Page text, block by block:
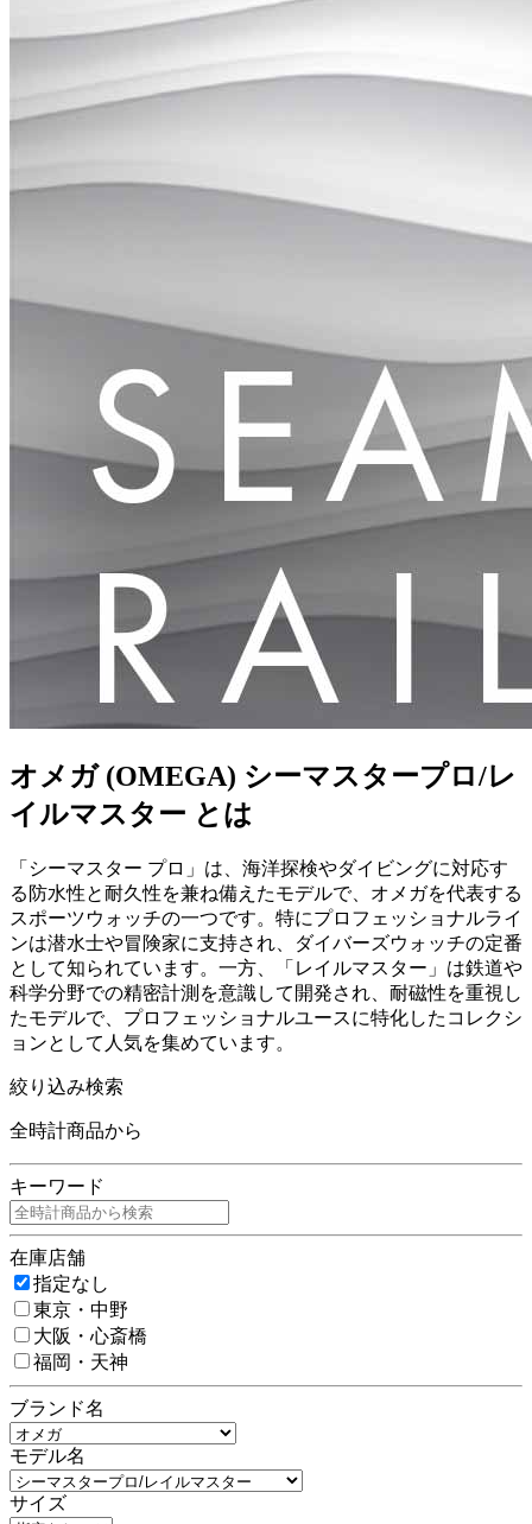
オメガ (OMEGA) シーマスタープロ/レ
イルマスター とは
「シーマスター プロ」は、海洋探検やダイビングに対応す
る防水性と耐久性を兼ね備えたモデルで、オメガを代表する
スポーツウォッチの一つです。特にプロフェッショナルライ
ンは潜水士や冒険家に支持され、ダイバーズウォッチの定番
として知られています。一方、「レイルマスター」は鉄道や
科学分野での精密計測を意識して開発され、耐磁性を重視し
たモデルで、プロフェッショナルユースに特化したコレクシ
ョンとして人気を集めています。
絞り込み検索
全時計商品から
キーワード
在庫店舗
指定なし
東京・中野
大阪・心斎橋
福岡・天神
ブランド名
モデル名
サイズ